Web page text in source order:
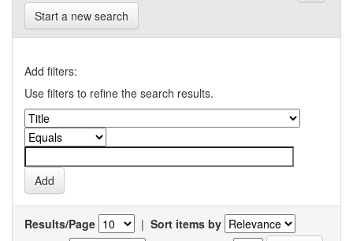
Start a new search
Add filters:
Use filters to refine the search results.
Results/Page | Sort items by